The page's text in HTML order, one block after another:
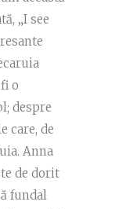
„I see
o
despre
care, de
Anna
de dorit
fundal